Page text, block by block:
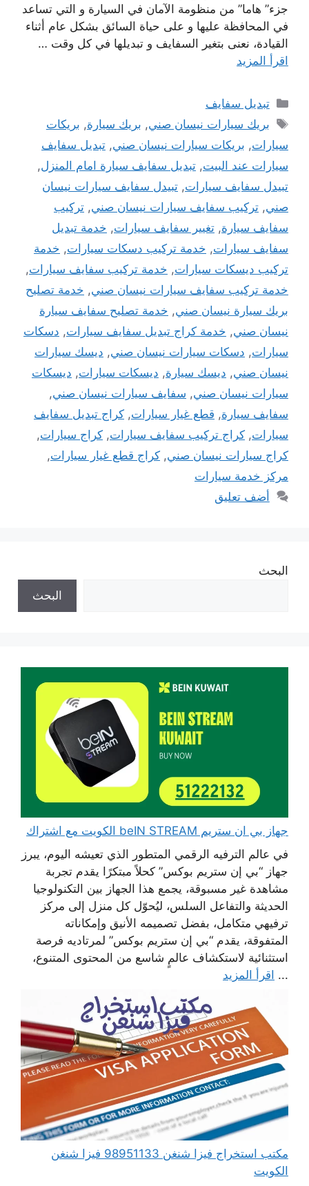
جزء” هاما” من منظومة الآمان في السيارة و التي تساعد
في المحافظة عليها و على حياة السائق بشكل عام أثناء
القيادة، نعنى بتغير السفايف و تبديلها في كل وقت …
اقرأ المزيد
التصنيفات
تبديل سفايف
الوسوم
بريك سيارات نيسان صني, بريك سيارة, بريكات
سيارات, بريكات سيارات نيسان صني, تبديل سفايف
سيارات عند البيت, تبديل سفايف سيارة امام المنزل,
تبيدل سفايف سيارات, تبيدل سفايف سيارات نيسان
صني, تركيب سفايف سيارات نيسان صني, تركيب
سفايف سيارة, تغيير سفايف سيارات, خدمة تبديل
سفايف سيارات, خدمة تركيب دسكات سيارات, خدمة
تركيب ديسكات سيارات, خدمة تركيب سفايف سيارات,
خدمة تركيب سفايف سيارات نيسان صني, خدمة تصليح
بريك سيارة نيسان صني, خدمة تصليح سفايف سيارة
نيسان صني, خدمة كراج تبديل سفايف سيارات, دسكات
سيارات, دسكات سيارات نيسان صني, ديسك سيارات
نيسان صني, ديسك سيارة, ديسكات سيارات, ديسكات
سيارات نيسان صني, سفايف سيارات نيسان صني,
سفايف سيارة, قطع غيار سيارات, كراج تبديل سفايف
سيارات, كراج تركيب سفايف سيارات, كراج سيارات,
كراج سيارات نيسان صني, كراج قطع غيار سيارات,
مركز خدمة سيارات
أضف تعليق
البحث
البحث
جهاز بي ان ستريم beIN STREAM الكويت مع اشتراك
في عالم الترفيه الرقمي المتطور الذي تعيشه اليوم، يبرز
جهاز “بي إن ستريم بوكس” كحلاً مبتكرًا يقدم تجربة
مشاهدة غير مسبوقة، يجمع هذا الجهاز بين التكنولوجيا
الحديثة والتفاعل السلس، ليُحوّل كل منزل إلى مركز
ترفيهي متكامل، بفضل تصميمه الأنيق وإمكاناته
المتفوقة، يقدم “بي إن ستريم بوكس” لمرتاديه فرصة
استثنائية لاستكشاف عالمٍ شاسع من المحتوى المتنوع،
... اقرأ المزيد
مكتب استخراج فيزا شنغن 98951133 فيزا شنغن
الكويت